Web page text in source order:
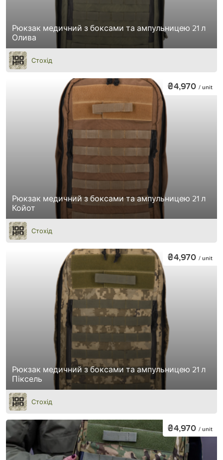
Рюкзак медичний з боксами та ампульницею 21 л
Олива
Стохід
Рюкзак медичний з боксами та ампульницею 21 л
Койот
₴4,970 / unit
Стохід
Рюкзак медичний з боксами та ампульницею 21 л
Піксель
₴4,970 / unit
Стохід
₴4,970 / unit